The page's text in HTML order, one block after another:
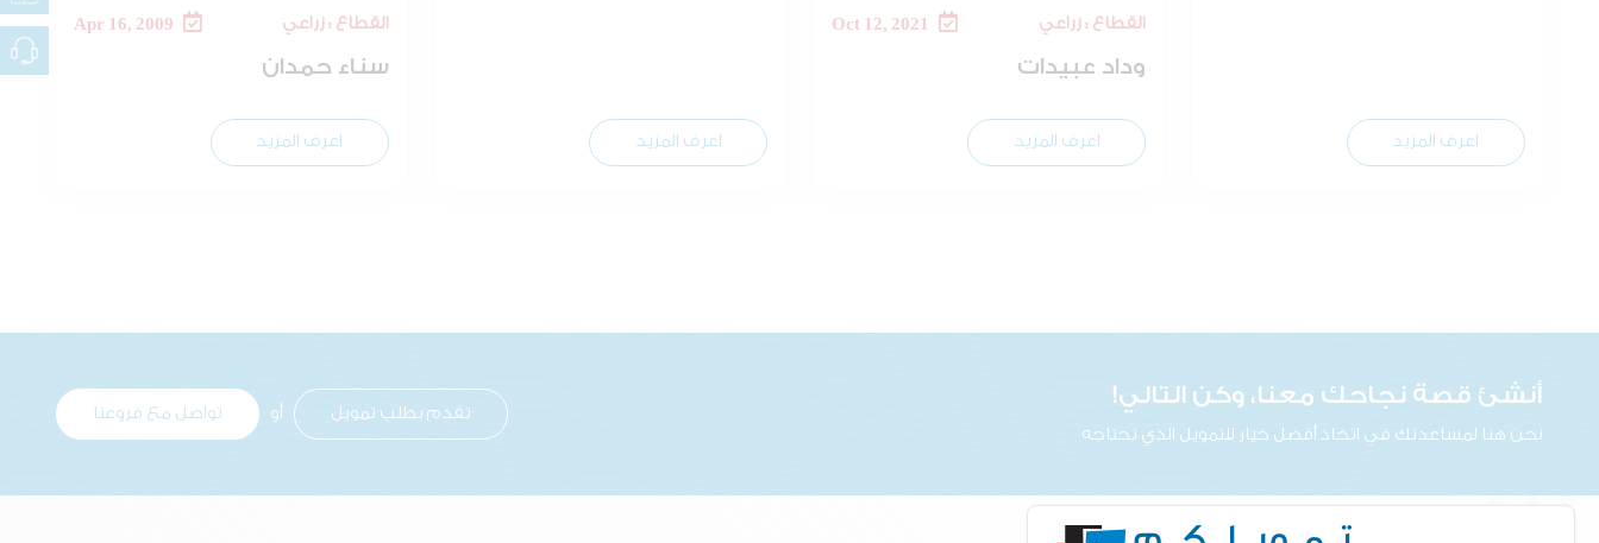
اعرف المزيد
القطاع : زراعي
وداد عبيدات
اعرف المزيد اعرف المزيد
القطاع : زراعي
سناء حمدان
اعرف المزيد
أنشئ قصة نجاحك معنا، وكن التالي!
نحن هنا لمساعدتك في اتخاذ أفضل خيار للتمويل الذي تحتاجه
تقدم بطلب تمويل أو تواصل مع فروعنا